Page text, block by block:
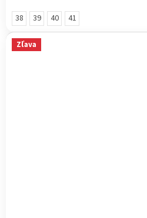
38 39 40 41
Zľava